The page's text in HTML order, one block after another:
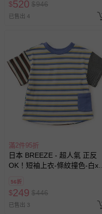
$520 $946
已售出 4
滿2件95折
日本 BREEZE - 超人氣 正反
OK！短袖上衣-條紋撞色-白x咖
56折
$249 $446
已售出 3